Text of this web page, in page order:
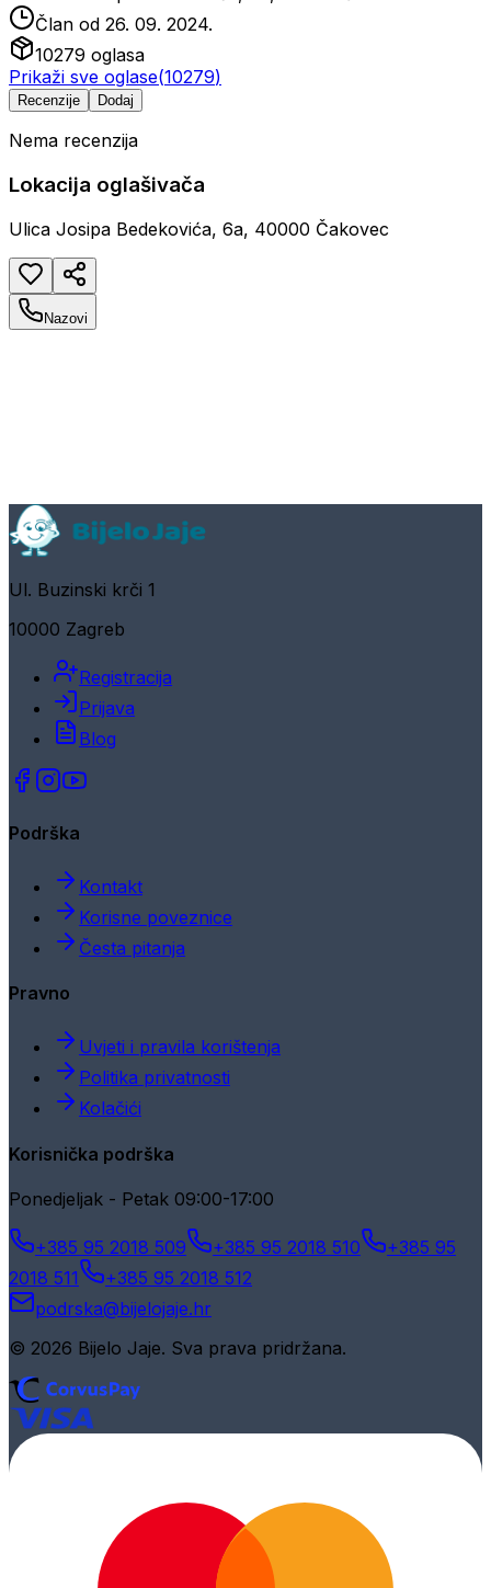
Član od 26. 09. 2024.
10279 oglasa
Prikaži sve oglase(10279)
Recenzije Dodaj
Nema recenzija
Lokacija oglašivača
Ulica Josipa Bedekovića, 6a, 40000 Čakovec
Nazovi
Ul. Buzinski krči 1
10000 Zagreb
Registracija
Prijava
Blog
Podrška
Kontakt
Korisne poveznice
Česta pitanja
Pravno
Uvjeti i pravila korištenja
Politika privatnosti
Kolačići
Korisnička podrška
Ponedjeljak - Petak 09:00-17:00
+385 95 2018 509 +385 95 2018 510
+385 95
2018 511
+385 95 2018 512
podrska@bijelojaje.hr
© 2026 Bijelo Jaje. Sva prava pridržana.